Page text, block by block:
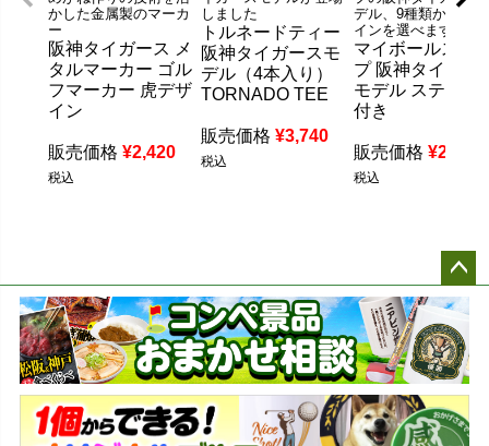
かした金属製のマーカ
ー
阪神タイガース メ
タルマーカー ゴル
フマーカー 虎デザ
イン
販売価格 ¥2,420
税込
しました
トルネードティー
阪神タイガースモ
デル（4本入り）
TORNADO TEE
販売価格 ¥3,740
税込
デル、9種類からデザ
インを選べます
マイボールスタ
プ 阪神タイガー
モデル ステッカ
付き
販売価格 ¥2,750
税込
ペー
ジト
ップ
へ